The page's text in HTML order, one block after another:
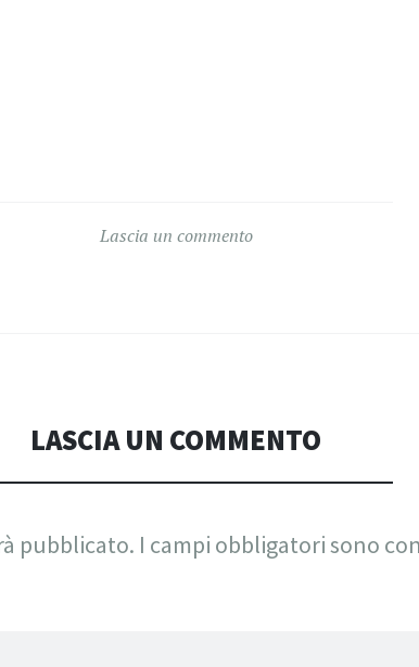
Lascia un commento
LASCIA UN COMMENTO
pubblicato. I campi obbligatori sono